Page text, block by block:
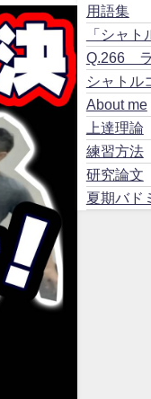
用語集
「シャ
Q.266 ラ
シャトル
About me
上達理論
練習方法
研究論文
夏期バド